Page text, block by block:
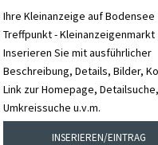
Ihre Kleinanzeige auf Bodensee
Treffpunkt - Kleinanzeigenmarkt
Inserieren Sie mit ausführlicher
Beschreibung, Details, Bilder,
Link zur Homepage, Detailsuche,
Umkreissuche u.v.m.
INSERIEREN/EINTRAG